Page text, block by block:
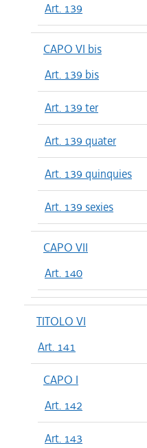
Art. 139
CAPO VI bis
Art. 139 bis
Art. 139 ter
Art. 139 quater
Art. 139 quinquies
Art. 139 sexies
CAPO VII
Art. 140
TITOLO VI
Art. 141
CAPO I
Art. 142
Art. 143